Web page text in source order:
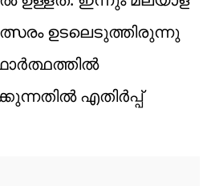
ഉടലെടുത്തിരുന്നു
എതിർപ്പ്